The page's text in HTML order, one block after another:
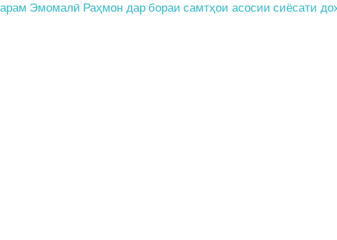
Эмомалӣ Раҳмон дар бораи самтҳои асосии сиёсати